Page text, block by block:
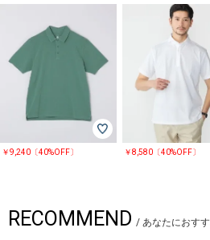
￥9,240〔40%OFF〕 ￥8,580〔40%OFF〕
RECOMMEND / あなたにおす